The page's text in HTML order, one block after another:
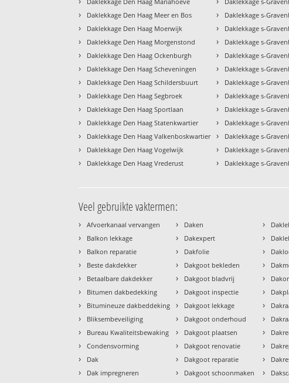
› Daklekkage Den Haag Meer en Bos
› Daklekkage Den Haag Moerwijk
› Daklekkage Den Haag Morgenstond
› Daklekkage Den Haag Ockenburgh
› Daklekkage Den Haag Scheveningen
› Daklekkage Den Haag Schildersbuurt
› Daklekkage Den Haag Segbroek
› Daklekkage Den Haag Sportlaan
› Daklekkage Den Haag Statenkwartier
› Daklekkage Den Haag Valkenboskwartier
› Daklekkage Den Haag Vogelwijk
› Daklekkage Den Haag Vrederust
› Daklekkage s-
› Daklekkage s-
› Daklekkage s-
› Daklekkage s-
› Daklekkage s-
› Daklekkage s-
› Daklekkage s-
› Daklekkage s-
› Daklekkage s-
› Daklekkage s-
› Daklekkage s-
› Daklekkage s-
Veel gebruikte vaktermen:
› Afvoerkanaal vervangen
› Balkon lekkage
› Balkon reparatie
› Beste dakdekker
› Betaalbare dakdekker
› Bitumen dakbedekking
› Bitumineuze dakbeddeking
› Bliksembeveiliging
› Bureau Kwaliteitsbewaking
› Condensvorming
› Dak
› Dak impregneren
› Daken
› Dakexpert
› Dakfolie
› Dakgoot bekleden
› Dakgoot bladvrij
› Dakgoot inspectie
› Dakgoot lekkage
› Dakgoot onderhoud
› Dakgoot plaatsen
› Dakgoot renovatie
› Dakgoot reparatie
› Dakgoot schoonmaken
›
›
›
›
›
›
›
›
›
›
›
›